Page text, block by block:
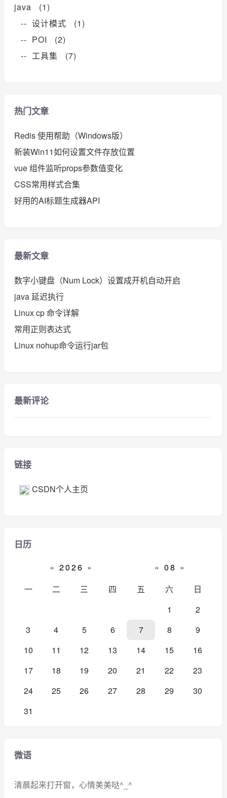
java (1)
-- 设计模式 (1)
-- POI (2)
-- 工具集 (7)
热门文章
Redis 使用帮助（Windows版）
新装Win11如何设置文件存放位置
vue 组件监听props参数值变化
CSS常用样式合集
好用的AI标题生成器API
最新文章
数字小键盘（Num Lock）设置成开机自动开启
java 延迟执行
Linux cp 命令详解
常用正则表达式
Linux nohup命令运行jar包
最新评论
链接
CSDN个人主页
日历
« 2026 » « 08 »
一
二 三 四 五 六
日
1
2
3
4 5 6 7 8
9
10
11 12 13 14 15
16
17
18 19 20 21 22
23
24
25 26 27 28 29
30
31
微语
清晨起来打开窗，心情美美哒^_^